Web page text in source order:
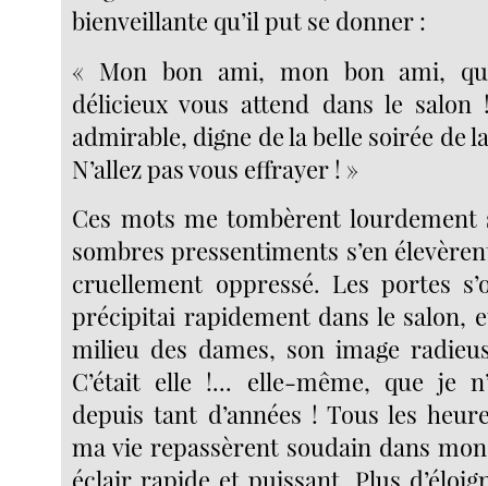
bienveillante qu’il put se donner :
« Mon bon ami, mon bon ami,
délicieux vous attend dans le salon
admirable, digne de la belle soirée de
N’allez pas vous effrayer ! »
Ces mots me tombèrent
sombres pressentiments s’en
cruellement oppressé. Les portes
précipitai rapidement dans le salon,
milieu des dames, son image
C’était elle !... elle-même, que je
depuis tant d’années ! Tous les
ma vie repassèrent soudain dans